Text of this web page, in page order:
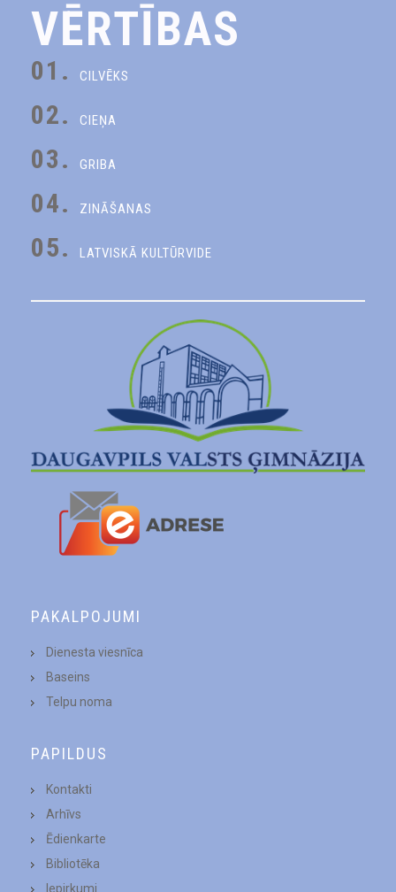
VĒRTĪBAS
01. CILVĒKS
02. CIEŅA
03. GRIBA
04. ZINĀŠANAS
05. LATVISKĀ KULTŪRVIDE
PAKALPOJUMI
Dienesta viesnīca
Baseins
Telpu noma
PAPILDUS
Kontakti
Arhīvs
Ēdienkarte
Bibliotēka
Iepirkumi